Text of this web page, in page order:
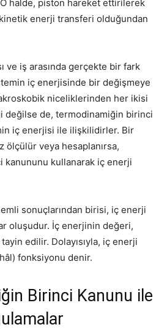
O halde, piston hareket ettirilerek
enerji transferi olduğundan
ve iş arasında gerçekte bir fark
iç enerjisinde bir değişmeye
nicelik­lerinden her ikisi
değilse de, termodinamiğin birinci
iç enerjisi ile ilişkilidirler. Bir
ölçülür veya hesaplanırsa,
kanununu kullanarak iç enerji
sonuçlarından birisi, iç enerji
oluşudur. İç enerjinin değeri,
edilir. Dolayısıyla, iç enerji
fonksiyonu denir.
Birinci Kanunu ile